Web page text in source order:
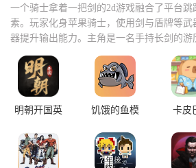
一个骑士拿着一把剑的2d游戏融合了平台
素。玩家化身苹果骑士，使用剑与盾牌等
器提升输出能力。主角是一名手持长剑的游
怪物积累资源强化宝剑，使剑的长度不断延
景，配合精准的横版跳跃与斩击判定，带
明朝开国英
饥饿的鱼模
卡皮